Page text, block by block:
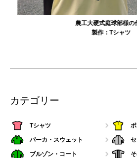
農工大硬式庭球部様の
製作： Tシャツ
カテゴリー
Tシャツ
パーカ・スウェット
ブルゾン・コート